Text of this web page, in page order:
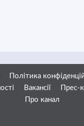
Політика
Вакансії Прес-
Про канал